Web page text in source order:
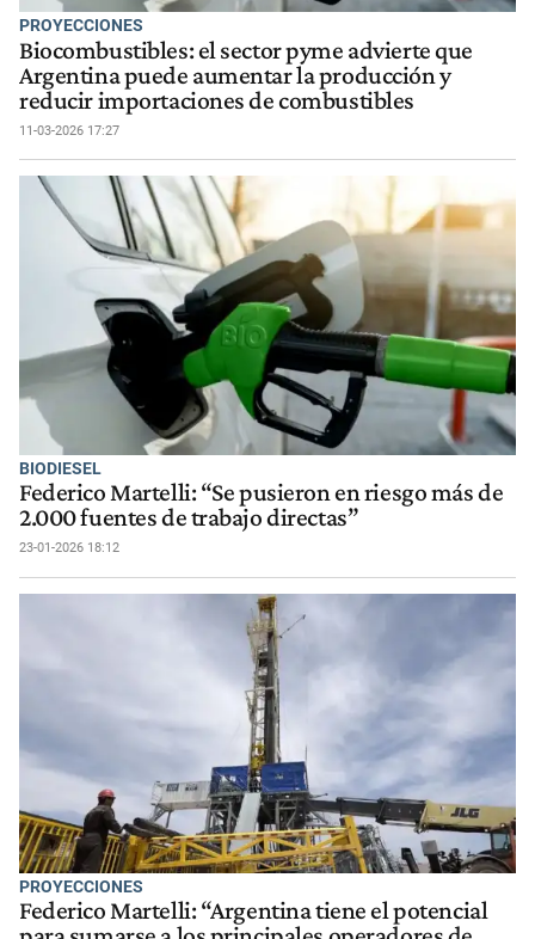
PROYECCIONES
Biocombustibles: el sector pyme advierte que
Argentina puede aumentar la producción y
reducir importaciones de combustibles
11-03-2026 17:27
BIODIESEL
Federico Martelli: “Se pusieron en riesgo más de
2.000 fuentes de trabajo directas”
23-01-2026 18:12
PROYECCIONES
Federico Martelli: “Argentina tiene el potencial